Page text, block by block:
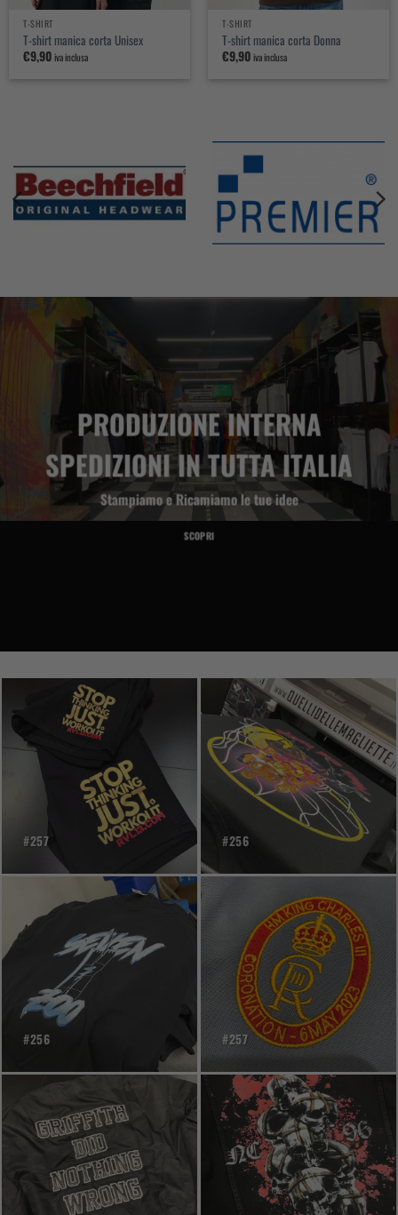
T-SHIRT
T-shirt manica corta Unisex
€9,90iva inclusa
T-SHIRT
T-shirt manica corta Donna
€9,90iva inclusa
PRODUZIONE INTERNA
SPEDIZIONI IN TUTTA ITALIA
StampiamoeRicamiamole tue idee
SCOPRI
#257 #256
#256 #257